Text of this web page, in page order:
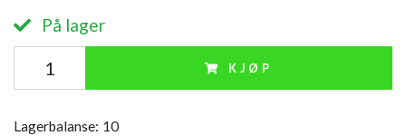
På lager
KJØP
Lagerbalanse: 10